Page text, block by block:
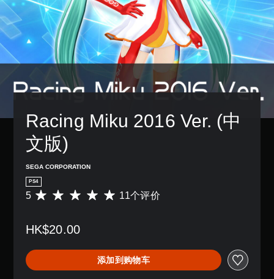
Racing Miku 2016 Ver. (中
文版)
SEGA CORPORATION
PS4
平
价
颗
星
（
5 11个评价
HK$20.00
添加到购物车